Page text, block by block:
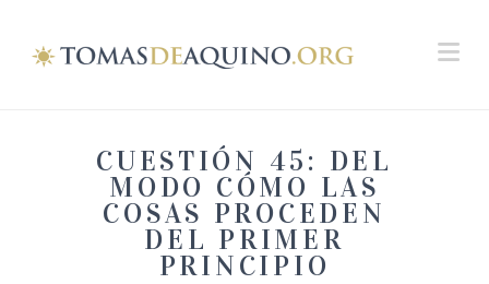
CUESTIÓN 45: DEL
MODO CÓMO LAS
COSAS PROCEDEN
DEL PRIMER
PRINCIPIO